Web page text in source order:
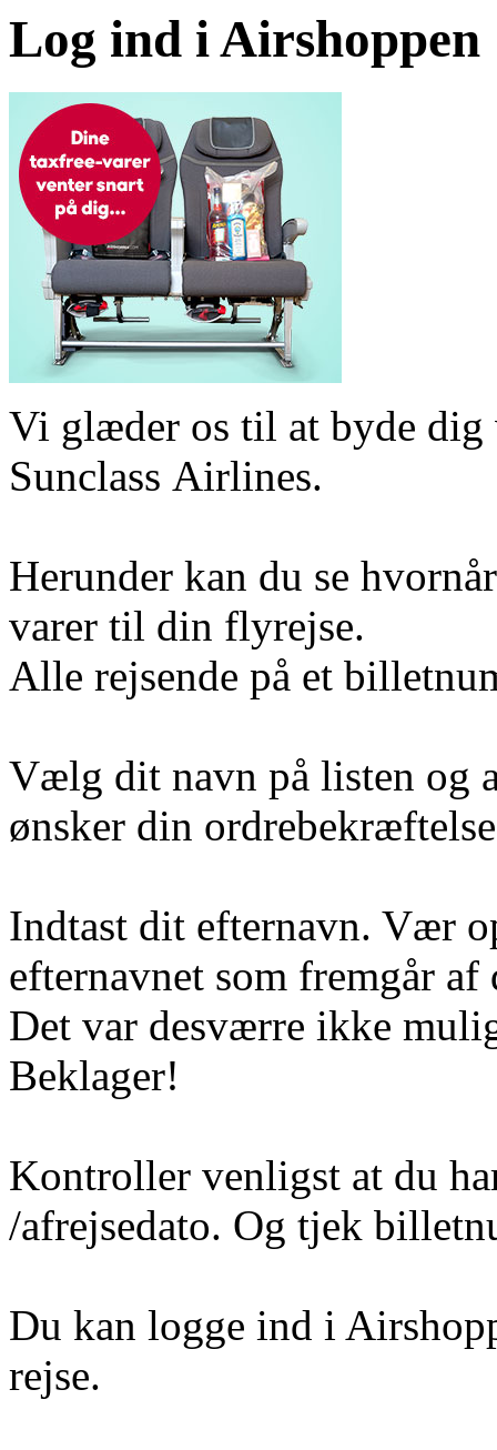
Log ind i Airshoppen
Vi glæder os til at byde dig
Sunclass Airlines.
Herunder kan du se
varer til din flyrejse.
Alle rejsende på et
Vælg dit navn på listen og
ønsker din
Indtast dit efternavn. Vær
efternavnet som fremgår
Det var desværre ikke
Beklager!
Kontroller venligst at du
/afrejsedato. Og tjek
Du kan logge ind i
rejse.